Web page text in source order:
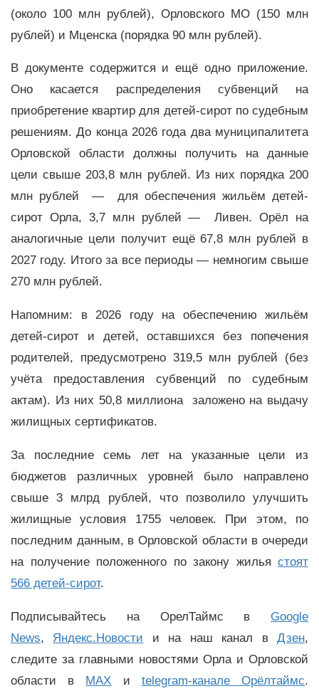
(около 100 млн рублей), Орловского МО (150 млн
рублей) и Мценска (порядка 90 млн рублей).
В документе содержится и ещё одно приложение.
Оно касается распределения субвенций на
приобретение квартир для детей-сирот по судебным
решениям. До конца 2026 года два муниципалитета
Орловской области должны получить на данные
цели свыше 203,8 млн рублей. Из них порядка 200
млн рублей — для обеспечения жильём детей-
сирот Орла, 3,7 млн рублей — Ливен. Орёл на
аналогичные цели получит ещё 67,8 млн рублей в
2027 году. Итого за все периоды — немногим свыше
270 млн рублей.
Напомним: в 2026 году на обеспечению жильём
детей-сирот и детей, оставшихся без попечения
родителей, предусмотрено 319,5 млн рублей (без
учёта предоставления субвенций по судебным
актам). Из них 50,8 миллиона заложено на выдачу
жилищных сертификатов.
За последние семь лет на указанные цели из
бюджетов различных уровней было направлено
свыше 3 млрд рублей, что позволило улучшить
жилищные условия 1755 человек. При этом, по
последним данным, в Орловской области в очереди
на получение положенного по закону жилья стоят
566 детей-сирот.
Подписывайтесь на ОрелТаймс в Google
News, Яндекс.Новости и на наш канал вДзен,
следите за главными новостями Орла и Орловской
области в MAX и telegram-канале Орёлтаймс.